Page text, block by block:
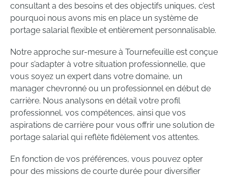
consultant a des besoins et des objectifs uniques, c’est
pourquoi nous avons mis en place un système de
portage salarial flexible et entièrement personnalisable.
Notre approche sur-mesure à Tournefeuille est conçue
pour s’adapter à votre situation professionnelle, que
vous soyez un expert dans votre domaine, un
manager chevronné ou un professionnel en début de
carrière. Nous analysons en détail votre profil
professionnel, vos compétences, ainsi que vos
aspirations de carrière pour vous offrir une solution de
portage salarial qui reflète fidèlement vos attentes.
En fonction de vos préférences, vous pouvez opter
pour des missions de courte durée pour diversifier